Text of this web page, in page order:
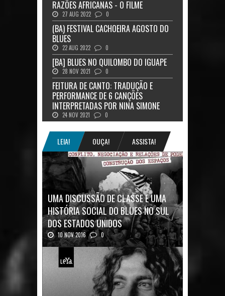
RAZÕES AFRICANAS - O FILME
27 AUG 2022 0
(BA) FESTIVAL CACHOEIRA AGOSTO DO
BLUES
22 AUG 2022 0
[BA] BLUES NO QUILOMBO DO IGUAPE
28 NOV 2021 0
FEITURA DE CANTO: TRADUÇÃO E
PERFORMANCE DE 6 CANÇÕES
INTERPRETADAS POR NINA SIMONE
24 NOV 2021 0
LEIA! OUÇA! ASSISTA!
UMA DISCUSSÃO DE CLASSE E UMA
HISTÓRIA SOCIAL DO BLUES NO SUL
DOS ESTADOS UNIDOS
10 NOV 2016 0
Mais uma ótima oportunidade de se